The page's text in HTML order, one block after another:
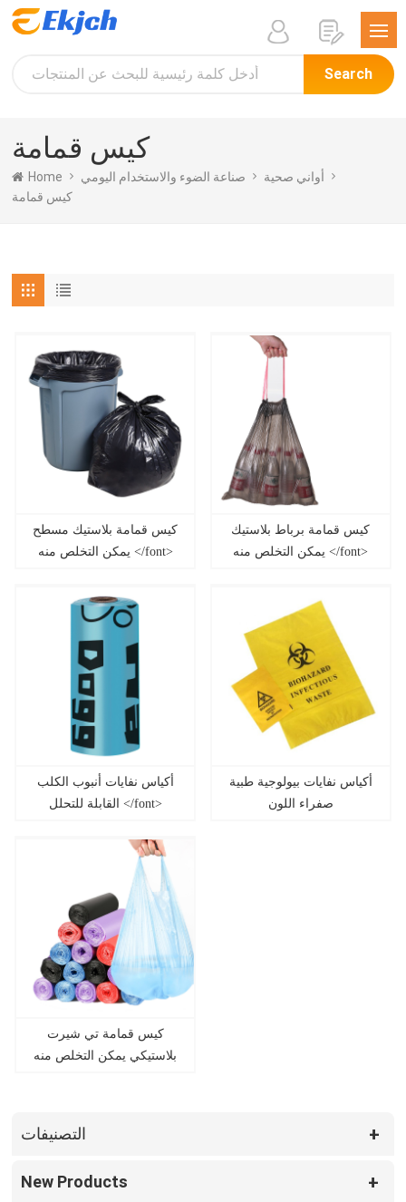
Search
كيس قمامة
Home صناعة الضوء والاستخدام اليومي
أواني صحية
كيس قمامة
كيس قمامة بلاستيك مسطح
يمكن التخلص منه </font>
كيس قمامة برباط بلاستيك
يمكن التخلص منه </font>
أكياس نفايات أنبوب الكلب
القابلة للتحلل </font>
أكياس نفايات بيولوجية طبية
صفراء اللون
كيس قمامة تي شيرت
بلاستيكي يمكن التخلص منه
التصنيفات
New Products